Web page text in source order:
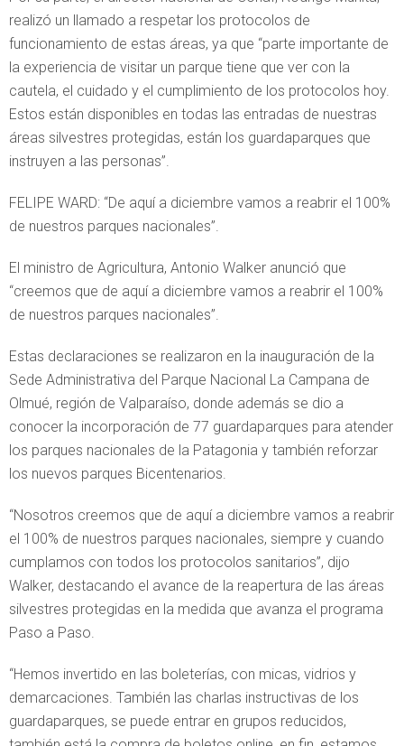
realizó un llamado a respetar los protocolos de
funcionamiento de estas áreas, ya que “parte importante de
la experiencia de visitar un parque tiene que ver con la
cautela, el cuidado y el cumplimiento de los protocolos hoy.
Estos están disponibles en todas las entradas de nuestras
áreas silvestres protegidas, están los guardaparques que
instruyen a las personas”.
FELIPE WARD: “De aquí a diciembre vamos a reabrir el 100%
de nuestros parques nacionales”.
El ministro de Agricultura, Antonio Walker anunció que
“creemos que de aquí a diciembre vamos a reabrir el 100%
de nuestros parques nacionales”.
Estas declaraciones se realizaron en la inauguración de la
Sede Administrativa del Parque Nacional La Campana de
Olmué, región de Valparaíso, donde además se dio a
conocer la incorporación de 77 guardaparques para atender
los parques nacionales de la Patagonia y también reforzar
los nuevos parques Bicentenarios.
“Nosotros creemos que de aquí a diciembre vamos a reabrir
el 100% de nuestros parques nacionales, siempre y cuando
cumplamos con todos los protocolos sanitarios”, dijo
Walker, destacando el avance de la reapertura de las áreas
silvestres protegidas en la medida que avanza el programa
Paso a Paso.
“Hemos invertido en las boleterías, con micas, vidrios y
demarcaciones. También las charlas instructivas de los
guardaparques, se puede entrar en grupos reducidos,